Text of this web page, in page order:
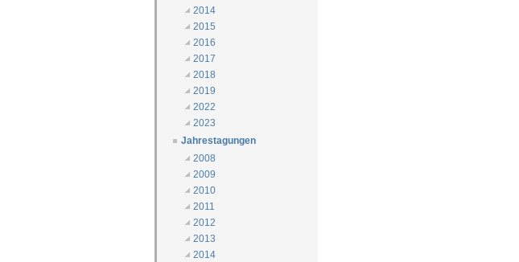
2014
2015
2016
2017
2018
2019
2022
2023
Jahrestagungen
2008
2009
2010
2011
2012
2013
2014